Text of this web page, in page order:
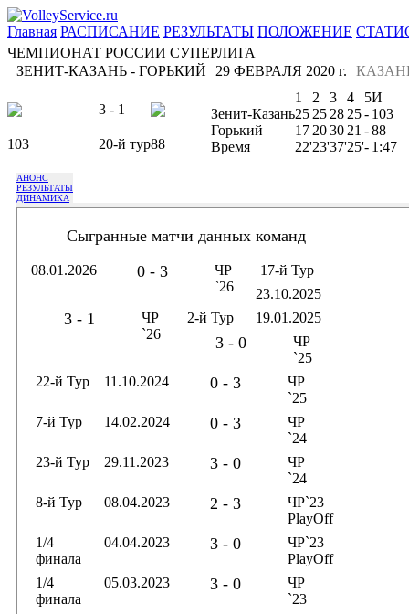
Главная РАСПИСАНИЕ РЕЗУЛЬТАТЫ ПОЛОЖЕНИЕ
ЧЕМПИОНАТ РОССИИ СУПЕРЛИГА
ЗЕНИТ-КАЗАНЬ - ГОРЬКИЙ
29 ФЕВРАЛЯ 2020 г.
3 - 1
103 20-й тур88
1 2 3 4 5И
Зенит-Казань25 25 28 25- 103
Горький
17 2030 21 -88
Время
22'23'37'25'- 1:47
АНОНС
РЕЗУЛЬТАТЫ
ДИНАМИКА
Сыгранные матчи данных команд
08.01.2026 0 - 3
ЧР
`26
17-й Тур
23.10.2025
3 - 1
ЧР
`26
2-й Тур 19.01.2025
3 - 0
ЧР
`25
22-й Тур
11.10.2024 0 - 3
ЧР
`25
7-й Тур
14.02.2024 0 - 3
ЧР
`24
23-й Тур
29.11.2023 3 - 0
ЧР
`24
8-й Тур
08.04.2023 2 - 3
ЧР`23
PlayOff
1/4
финала
04.04.2023 3 - 0
ЧР`23
PlayOff
1/4
финала
05.03.2023 3 - 0
ЧР
`23